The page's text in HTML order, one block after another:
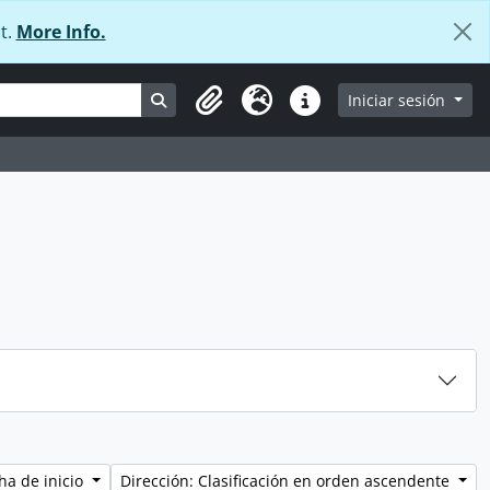
More Info.
Search in browse page
Portapapeles
Idioma Enlaces rápidos
Iniciar sesión
de inicio
Dirección: Clasificación en orden ascendente